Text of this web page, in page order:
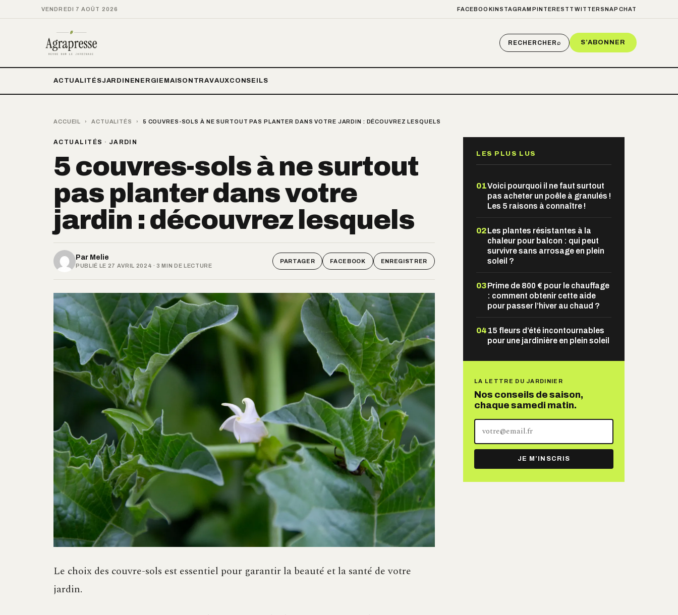
VENDREDI 7 AOÛT 2026 FACEBOOKINSTAGRAM PINTEREST TWITTER SNAPCHAT
RECHERCHER⌕ S’ABONNER
ACTUALITÉSJARDIN ENERGIE MAISON TRAVAUXCONSEILS
ACCUEIL › ACTUALITÉS › 5 COUVRES-SOLS À NE SURTOUT PAS PLANTER DANS VOTRE JARDIN : DÉCOUVREZ LESQUELS
ACTUALITÉS · JARDIN
5 couvres-sols à ne surtout
pas planter dans votre
jardin : découvrez lesquels
Par Melie
PUBLIÉ LE 27 AVRIL 2024 · 3 MIN DE LECTURE
PARTAGER FACEBOOK ENREGISTRER
Le choix des couvre-sols est essentiel pour garantir la beauté et la santé de votre
jardin.
LES PLUS LUS
01Voici pourquoi il ne faut surtout
pas acheter un poêle à granulés !
Les 5 raisons à connaître !
02Les plantes résistantes à la
chaleur pour balcon : qui peut
survivre sans arrosage en plein
soleil ?
03Prime de 800 € pour le chauffage
: comment obtenir cette aide
pour passer l’hiver au chaud ?
04 15 fleurs d’été incontournables
pour une jardinière en plein soleil
LA LETTRE DU JARDINIER
Nos conseils de saison,
chaque samedi matin.
adresse
mail
JE M’INSCRIS